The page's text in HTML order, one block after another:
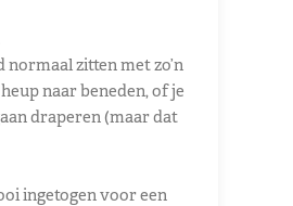
zitten met zo’n
naar beneden, of je
draperen (maar dat
ingetogen voor een